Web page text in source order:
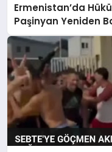
Ermenistan’da
Paşinyan Yeniden